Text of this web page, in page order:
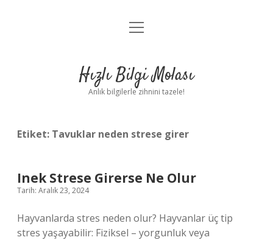
Anasayfa
Yasal Uyarı
menüyü
Hızlı Bilgi Molası
Anlık bilgilerle zihnini tazele!
Etiket: Tavuklar neden strese girer
Inek Strese Girerse Ne Olur
Tarih: Aralık 23, 2024
Hayvanlarda stres neden olur? Hayvanlar üç tip
stres yaşayabilir: Fiziksel – yorgunluk veya